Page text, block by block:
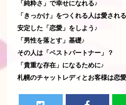
「純粋さ」で幸せになれる♪
「きっかけ」をつくれる人は愛され
安定した「恋愛」をしよう♪
「男性を落とす」基礎♪
その人は「ベストパートナー」？
「貴重な存在」になるために♪
札幌のチャットレディとお客様は恋